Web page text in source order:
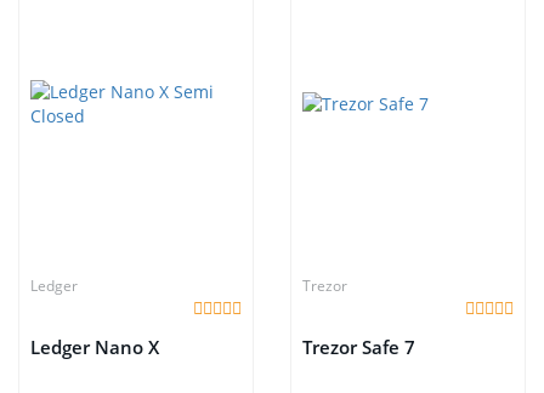
Ledger
Ledger Nano X
Trezor
Trezor Safe 7